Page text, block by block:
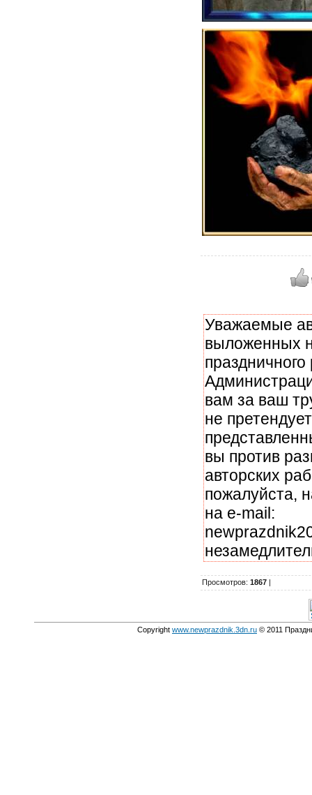
Уважаемые
выложенных
вам за ваш
не
вы против
авторских
пожалуйста,
на e-mail:
Просмотров: 1867
Copyright www.newprazdnik.3dn.ru © 2011